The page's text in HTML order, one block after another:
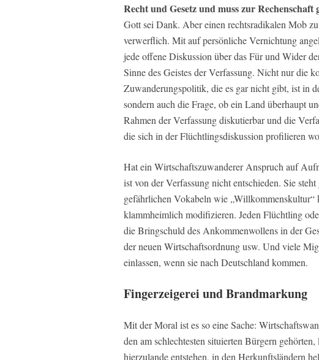
Recht und Gesetz und muss zur Rechenschaft
Gott sei Dank. Aber einen rechtsradikalen Mob
verwerflich. Mit auf persönliche Vernichtung
jede offene Diskussion über das Für und Wider
Sinne des Geistes der Verfassung. Nicht nur die
Zuwanderungspolitik, die es gar nicht gibt, ist in
sondern auch die Frage, ob ein Land überhaupt
Rahmen der Verfassung diskutierbar und die
die sich in der Flüchtlingsdiskussion profilieren
Hat ein Wirtschaftszuwanderer Anspruch auf
ist von der Verfassung nicht entschieden. Sie
gefährlichen Vokabeln wie „Willkommenskultur“
klammheimlich modifizieren. Jeden Flüchtling
die Bringschuld des Ankommenwollens in der
der neuen Wirtschaftsordnung usw. Und viele
einlassen, wenn sie nach Deutschland kommen.
Fingerzeigerei und Brandmarkung
Mit der Moral ist es so eine Sache:
den am schlechtesten situierten Bürgern
hierzulande entstehen, in den Herkunftsländern